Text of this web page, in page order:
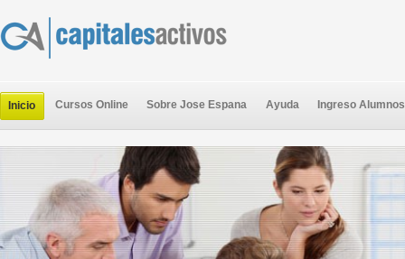
Inicio Cursos Online Sobre Jose Espana Ayuda Ingreso Alumnos